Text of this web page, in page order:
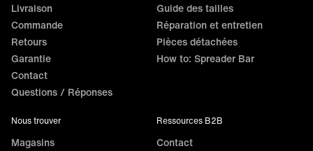
Livraison
Commande
Retours
Garantie
Contact
Questions / Réponses
Guide des tailles
Réparation et entretien
Pièces détachées
How to: Spreader Bar
Nous trouver
Magasins
Ressources B2B
Contact